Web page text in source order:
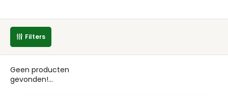
Filters
Geen producten
gevonden!...